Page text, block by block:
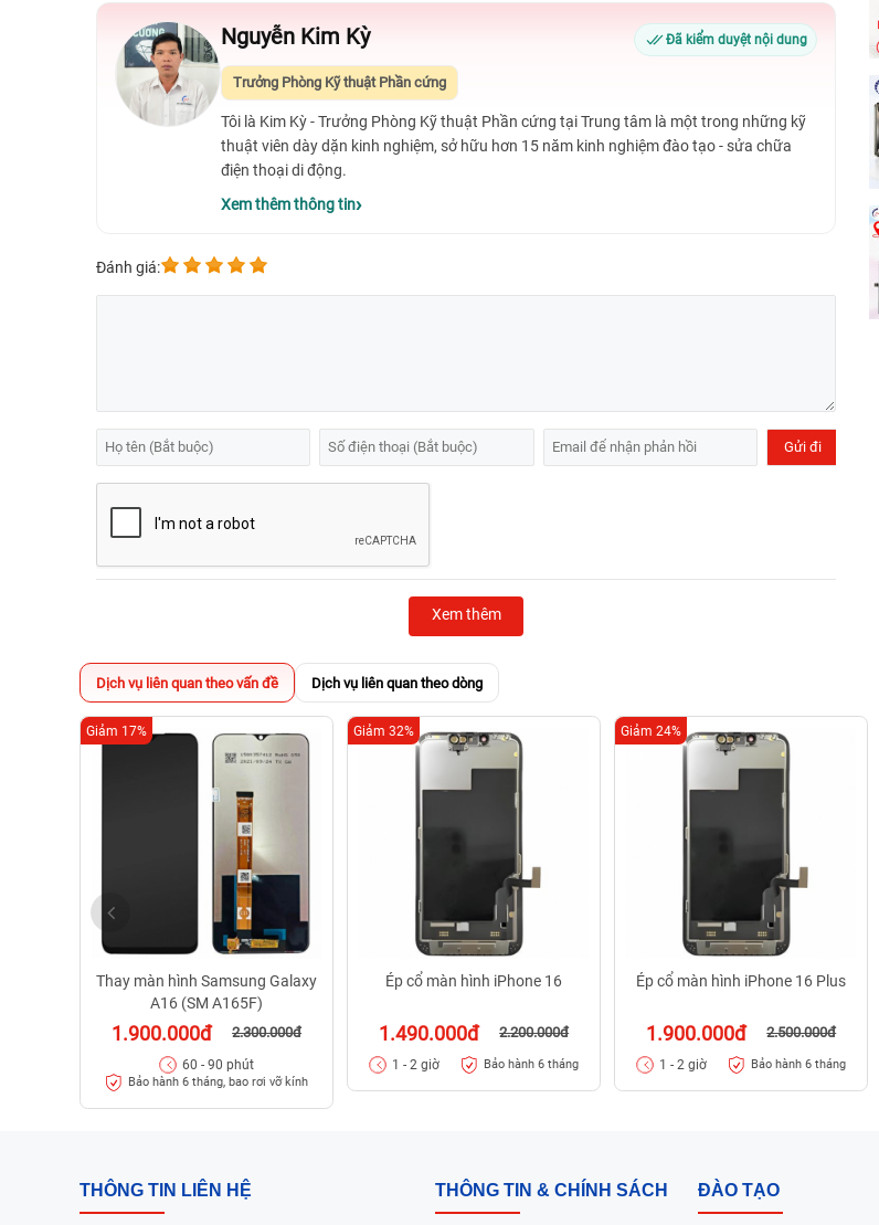
Nguyễn Kim Kỳ Đã kiểm duyệt nội dung
Trưởng Phòng Kỹ thuật Phần cứng
Tôi là Kim Kỳ - Trưởng Phòng Kỹ thuật Phần cứng tại Trung tâm là một trong những kỹ
thuật viên dày dặn kinh nghiệm, sở hữu hơn 15 năm kinh nghiệm đào tạo - sửa chữa
điện thoại di động.
Xem thêm thông tin
Đánh giá:
Xem thêm
Dịch vụ liên quan theo vấn đề Dịch vụ liên quan theo dòng
Thay màn hình Samsung Galaxy
A16 (SM A165F)
1.900.000đ 2.300.000đ
Giảm 17%
60 - 90 phút
Bảo hành 6 tháng, bao rơi vỡ kính
Ép cổ màn hình iPhone 16
1.490.000đ 2.200.000đ
Giảm 32%
1 - 2 giờ Bảo hành 6 tháng
Ép cổ màn hình iPhone 16 Plus
1.900.000đ 2.500.000đ
Giảm 24%
1 - 2 giờ Bảo hành 6 tháng
THÔNG TIN LIÊN HỆ THÔNG TIN & CHÍNH SÁCH ĐÀO TẠO